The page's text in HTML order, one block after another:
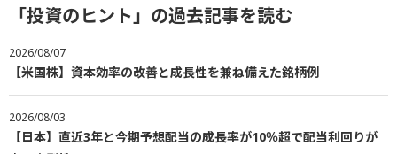
「投資のヒント」の過去記事を読む
2026/08/07
【米国株】資本効率の改善と成長性を兼ね備えた銘柄例
2026/08/03
【日本】直近3年と今期予想配当の成長率が10％超で配当利回りが